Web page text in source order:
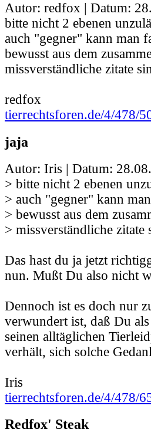
Autor: redfox | Datum:
bitte nicht 2 ebenen
auch "gegner" kann man
bewusst aus dem
missverständliche zitate
redfox
tierrechtsforen.de/4/478/
jaja
Autor: Iris | Datum:
> bitte nicht 2 ebenen
> auch "gegner" kann
> bewusst aus dem
> missverständliche
Das hast du ja jetzt
nun. Mußt Du also nicht
Dennoch ist es doch nur
verwundert ist, daß Du
seinen alltäglichen
verhält, sich solche
Iris
tierrechtsforen.de/4/478/
Redfox' Steak